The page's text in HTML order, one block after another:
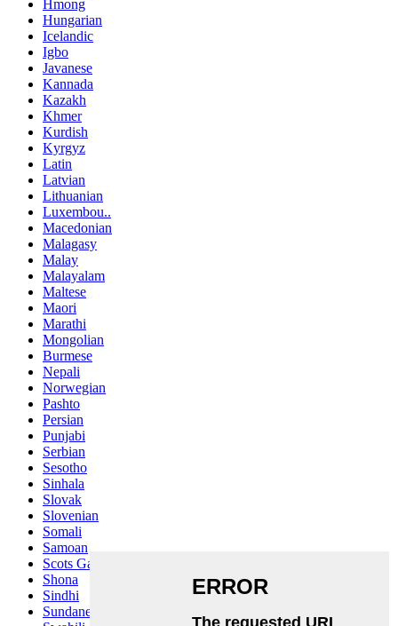
Hmong
Hungarian
Icelandic
Igbo
Javanese
Kannada
Kazakh
Khmer
Kurdish
Kyrgyz
Latin
Latvian
Lithuanian
Luxembou..
Macedonian
Malagasy
Malay
Malayalam
Maltese
Maori
Marathi
Mongolian
Burmese
Nepali
Norwegian
Pashto
Persian
Punjabi
Serbian
Sesotho
Sinhala
Slovak
Slovenian
Somali
Samoan
Scots Gaelic
Shona
Sindhi
Sundanese